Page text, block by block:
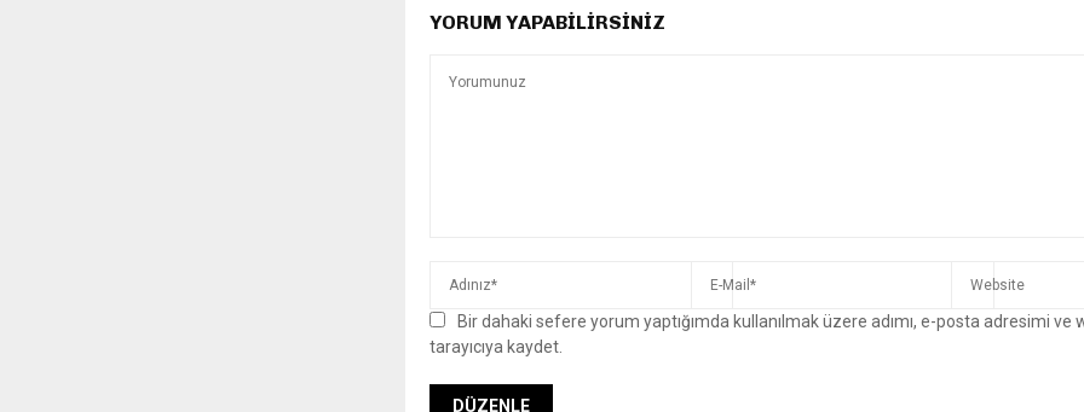
YORUM YAPABILIRSINIZ
Bir dahaki sefere yorum yaptığımda kullanılmak üzere adımı, e-posta adresimi ve
tarayıcıya kaydet.